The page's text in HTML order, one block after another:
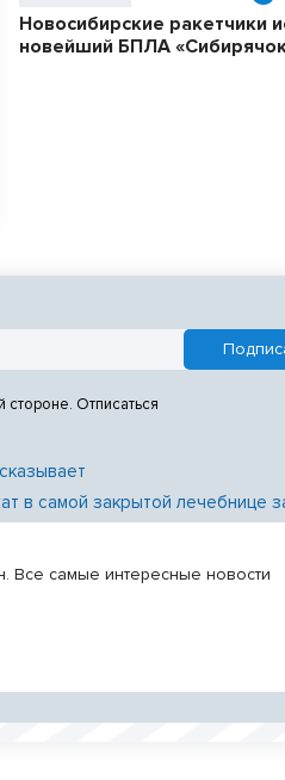
Новосибирские ракетчики
новейший БПЛА
стороне. Отписаться
в самой закрытой лечебнице
Все самые интересные новости